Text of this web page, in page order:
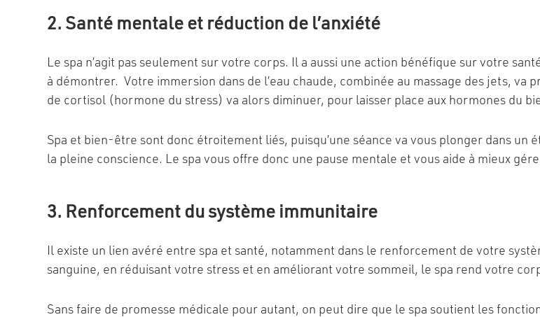
2. Santé mentale et réduction de l’anxiété
Le spa n’agit pas seulement sur votre corps. Il a aussi une action bénéfique sur votre
à démontrer. Votre immersion dans de l’eau chaude, combinée au massage des jets,
de cortisol (hormone du stress) va alors diminuer, pour laisser place aux hormones du
Spa et bien-être sont donc étroitement liés, puisqu’une séance va vous plonger dans
la pleine conscience. Le spa vous offre donc une pause mentale et vous aide à mieux
3. Renforcement du système immunitaire
Il existe un lien avéré entre spa et santé, notamment dans le renforcement de votre
sanguine, en réduisant votre stress et en améliorant votre sommeil, le spa rend votre
Sans faire de promesse médicale pour autant, on peut dire que le spa soutient les